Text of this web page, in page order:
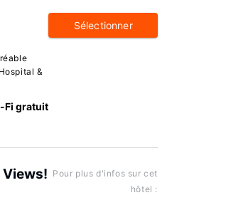
&
Fi gratuit
Sélectionner
Views! Pour plus d'infos sur cet
hôtel :